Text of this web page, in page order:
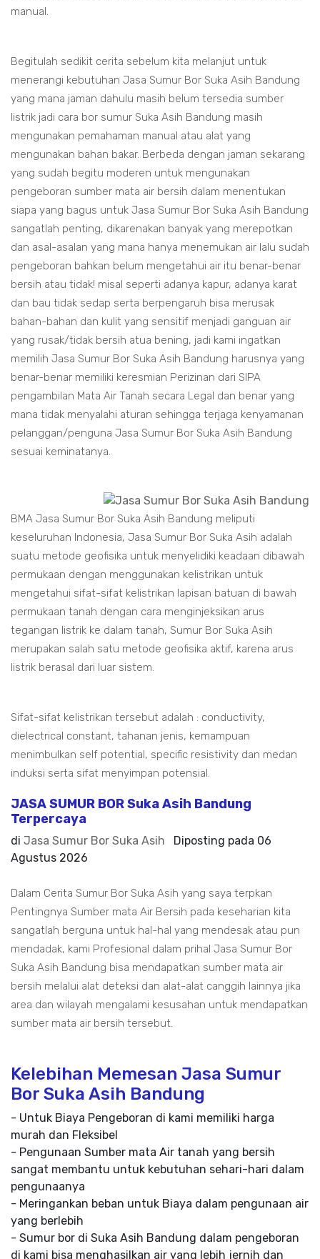
manual.
Begitulah sedikit cerita sebelum kita melanjut untuk
menerangi kebutuhan Jasa Sumur Bor Suka Asih Bandung
yang mana jaman dahulu masih belum tersedia sumber
listrik jadi cara bor sumur Suka Asih Bandung masih
mengunakan pemahaman manual atau alat yang
mengunakan bahan bakar. Berbeda dengan jaman sekarang
yang sudah begitu moderen untuk mengunakan
pengeboran sumber mata air bersih dalam menentukan
siapa yang bagus untuk Jasa Sumur Bor Suka Asih Bandung
sangatlah penting, dikarenakan banyak yang merepotkan
dan asal-asalan yang mana hanya menemukan air lalu sudah
pengeboran bahkan belum mengetahui air itu benar-benar
bersih atau tidak! misal seperti adanya kapur, adanya karat
dan bau tidak sedap serta berpengaruh bisa merusak
bahan-bahan dan kulit yang sensitif menjadi ganguan air
yang rusak/tidak bersih atua bening, jadi kami ingatkan
memilih Jasa Sumur Bor Suka Asih Bandung harusnya yang
benar-benar memiliki keresmian Perizinan dari SIPA
pengambilan Mata Air Tanah secara Legal dan benar yang
mana tidak menyalahi aturan sehingga terjaga kenyamanan
pelanggan/penguna Jasa Sumur Bor Suka Asih Bandung
sesuai keminatanya.
BMA Jasa Sumur Bor Suka Asih Bandung meliputi
keseluruhan Indonesia, Jasa Sumur Bor Suka Asih adalah
suatu metode geofisika untuk menyelidiki keadaan dibawah
permukaan dengan menggunakan kelistrikan untuk
mengetahui sifat-sifat kelistrikan lapisan batuan di bawah
permukaan tanah dengan cara menginjeksikan arus
tegangan listrik ke dalam tanah, Sumur Bor Suka Asih
merupakan salah satu metode geofisika aktif, karena arus
listrik berasal dari luar sistem.
Sifat-sifat kelistrikan tersebut adalah : conductivity,
dielectrical constant, tahanan jenis, kemampuan
menimbulkan self potential, specific resistivity dan medan
induksi serta sifat menyimpan potensial.
JASA SUMUR BOR Suka Asih Bandung
Terpercaya
di Jasa Sumur Bor Suka Asih Diposting pada 06
Agustus 2026
Dalam Cerita Sumur Bor Suka Asih yang saya terpkan
Pentingnya Sumber mata Air Bersih pada keseharian kita
sangatlah berguna untuk hal-hal yang mendesak atau pun
mendadak, kami Profesional dalam prihal Jasa Sumur Bor
Suka Asih Bandung bisa mendapatkan sumber mata air
bersih melalui alat deteksi dan alat-alat canggih lainnya jika
area dan wilayah mengalami kesusahan untuk mendapatkan
sumber mata air bersih tersebut.
Kelebihan Memesan Jasa Sumur
Bor Suka Asih Bandung
- Untuk Biaya Pengeboran di kami memiliki harga
murah dan Fleksibel
- Pengunaan Sumber mata Air tanah yang bersih
sangat membantu untuk kebutuhan sehari-hari dalam
pengunaanya
- Meringankan beban untuk Biaya dalam pengunaan air
yang berlebih
- Sumur bor di Suka Asih Bandung dalam pengeboran
di kami bisa menghasilkan air yang lebih jernih dan